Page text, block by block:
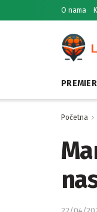
O nama
Početna